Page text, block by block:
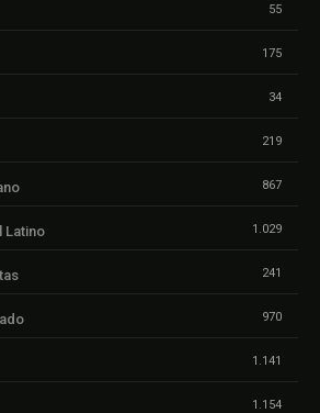
55
175
34
219
867
Latino 1.029
241
970
1.141
1.154